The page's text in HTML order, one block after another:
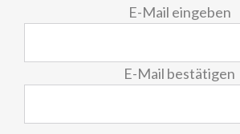
E-Mail eingeben
E-Mail bestätigen